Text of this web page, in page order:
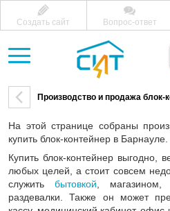
Создать сайт Вопрос-ответ
Производство и продажа блок-
На этой странице собраны
купить блок-контейнер в Барнауле.
Купить блок-контейнер выгодно,
любых целей, а стоит совсем
служить бытовкой,
раздевалки. Также он может